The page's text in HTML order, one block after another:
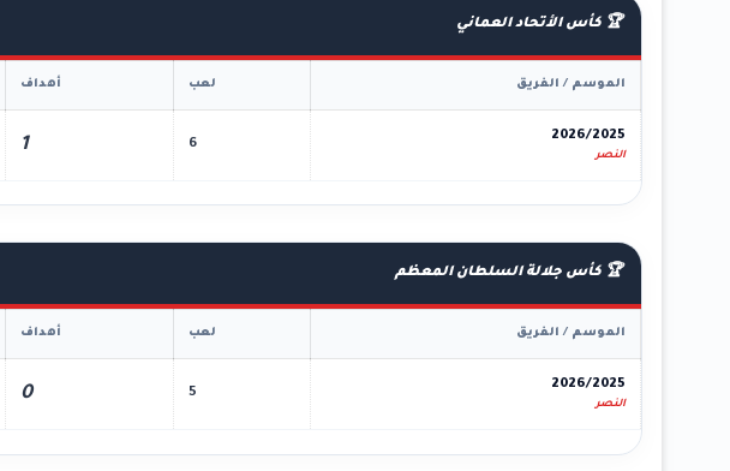
🏆 كأس الأتحاد العماني
الموسم / الفريق لعب أهداف
2026/2025
النصر
6
1
🏆 كأس جلالة السلطان المعظم
الموسم / الفريق لعب أهداف
2026/2025
النصر
5
0